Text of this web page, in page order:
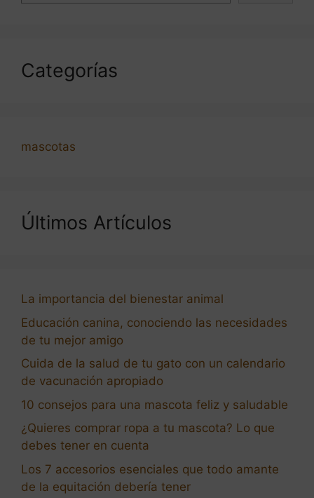
Categorías
mascotas
Últimos Artículos
La importancia del bienestar animal
Educación canina, conociendo las necesidades
de tu mejor amigo
Cuida de la salud de tu gato con un calendario
de vacunación apropiado
10 consejos para una mascota feliz y saludable
¿Quieres comprar ropa a tu mascota? Lo que
debes tener en cuenta
Los 7 accesorios esenciales que todo amante
de la equitación debería tener